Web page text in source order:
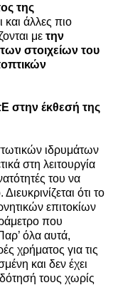
της
και άλλες πιο
με την
στοιχείων του
στην έκθεσή της
ιδρυμάτων
στη λειτουργία
του να
ότι το
επιτοκίων
που
όλα αυτά,
χρήματος για τις
και δεν έχει
τους χωρίς